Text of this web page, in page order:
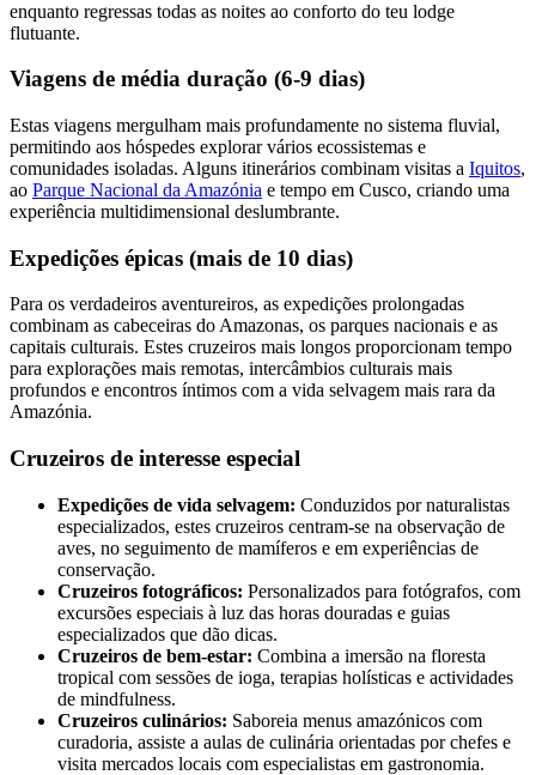
enquanto regressas todas as noites ao conforto do teu lodge
flutuante.
Viagens de média duração (6-9 dias)
Estas viagens mergulham mais profundamente no sistema fluvial,
permitindo aos hóspedes explorar vários ecossistemas e
comunidades isoladas. Alguns itinerários combinam visitas a Iquitos,
ao Parque Nacional da Amazónia e tempo em Cusco, criando uma
experiência multidimensional deslumbrante.
Expedições épicas (mais de 10 dias)
Para os verdadeiros aventureiros, as expedições prolongadas
combinam as cabeceiras do Amazonas, os parques nacionais e as
capitais culturais. Estes cruzeiros mais longos proporcionam tempo
para explorações mais remotas, intercâmbios culturais mais
profundos e encontros íntimos com a vida selvagem mais rara da
Amazónia.
Cruzeiros de interesse especial
Expedições de vida selvagem: Conduzidos por naturalistas
especializados, estes cruzeiros centram-se na observação de
aves, no seguimento de mamíferos e em experiências de
conservação.
Cruzeiros fotográficos: Personalizados para fotógrafos, com
excursões especiais à luz das horas douradas e guias
especializados que dão dicas.
Cruzeiros de bem-estar: Combina a imersão na floresta
tropical com sessões de ioga, terapias holísticas e actividades
de mindfulness.
Cruzeiros culinários: Saboreia menus amazónicos com
curadoria, assiste a aulas de culinária orientadas por chefes e
visita mercados locais com especialistas em gastronomia.